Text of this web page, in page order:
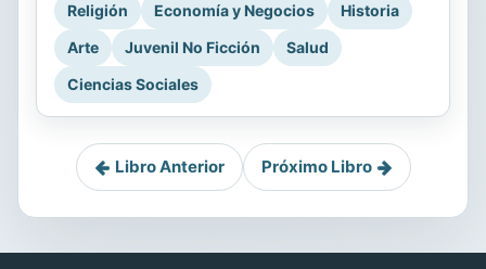
Religión
Economía y Negocios
Historia
Arte
Juvenil No Ficción
Salud
Ciencias Sociales
Libro Anterior Próximo Libro